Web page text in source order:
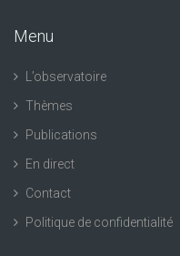
Menu
L’observatoire
Thèmes
Publications
En direct
Contact
Politique de confidentialité